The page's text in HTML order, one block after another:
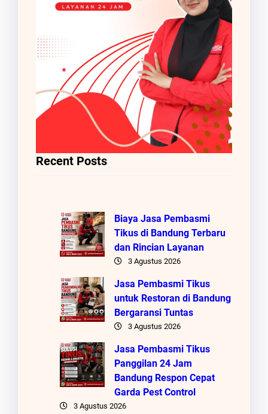
Recent Posts
Biaya Jasa Pembasmi
Tikus di Bandung Terbaru
dan Rincian Layanan
3 Agustus 2026
Jasa Pembasmi Tikus
untuk Restoran di Bandung
Bergaransi Tuntas
3 Agustus 2026
Jasa Pembasmi Tikus
Panggilan 24 Jam
Bandung Respon Cepat
Garda Pest Control
3 Agustus 2026